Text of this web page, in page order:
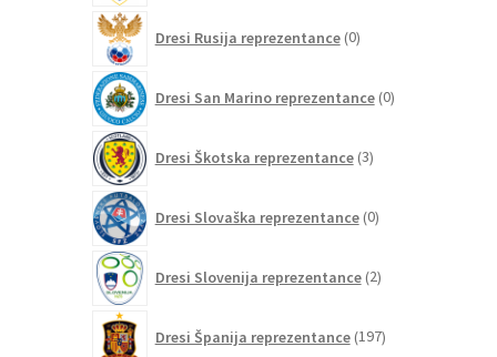
Dresi Rusija reprezentance 0izdelkov
Dresi San Marino reprezentance 0izdelkov
Dresi Škotska reprezentance 3izdelki
Dresi Slovaška reprezentance 0izdelkov
Dresi Slovenija reprezentance 2izdelka
Dresi Španija reprezentance 197izdelkov